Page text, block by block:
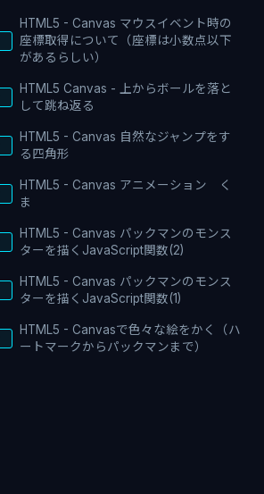
HTML5 - Canvas マウスイベント時の
座標取得について（座標は小数点以下
があるらしい）
HTML5 Canvas - 上からボールを落と
して跳ね返る
HTML5 - Canvas 自然なジャンプをす
る四角形
HTML5 - Canvas アニメーション く
ま
HTML5 - Canvas パックマンのモンス
ターを描くJavaScript関数(2)
HTML5 - Canvas パックマンのモンス
ターを描くJavaScript関数(1)
HTML5 - Canvasで色々な絵をかく（ハ
ートマークからパックマンまで）